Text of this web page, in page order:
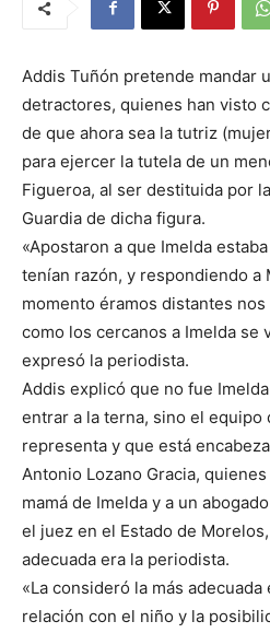
Addis Tuñón pretende mandar
detractores, quienes han visto
de que ahora sea la tutriz
para ejercer la tutela de un
Figueroa, al ser destituida por
Guardia de dicha figura.
«Apostaron a que Imelda
tenían razón, y respondiendo a
momento éramos distantes
como los cercanos a Imelda se
expresó la periodista.
Addis explicó que no fue
entrar a la terna, sino el equipo
representa y que está
Antonio Lozano Gracia,
mamá de Imelda y a un
el juez en el Estado de
adecuada era la periodista.
«La consideró la más
relación con el niño y la